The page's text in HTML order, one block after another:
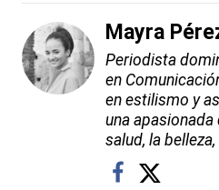
Mayra
Periodista
en
en estilismo y
una
salud, la